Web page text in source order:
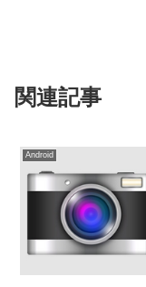
関連記事
Android